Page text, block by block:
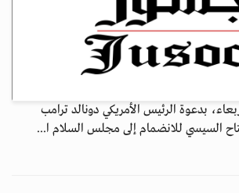
بدعوة الرئيس الأمريكي دونالد ترامب
السيسي للانضمام إلى مجلس السلام ا...